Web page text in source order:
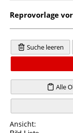
Reprovorlage
Suche leeren
Alle
Ansicht: